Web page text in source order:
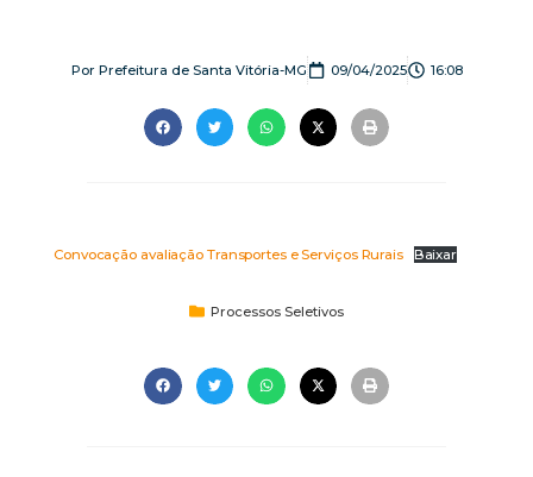
PorPrefeitura de Santa Vitória-MG 09/04/2025 16:08
Convocação avaliação Transportes e Serviços Rurais Baixar
Processos Seletivos